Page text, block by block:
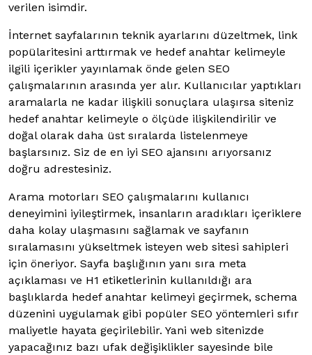
verilen isimdir.
İnternet sayfalarının teknik ayarlarını düzeltmek, link
popülaritesini arttırmak ve hedef anahtar kelimeyle
ilgili içerikler yayınlamak önde gelen SEO
çalışmalarının arasında yer alır. Kullanıcılar yaptıkları
aramalarla ne kadar ilişkili sonuçlara ulaşırsa siteniz
hedef anahtar kelimeyle o ölçüde ilişkilendirilir ve
doğal olarak daha üst sıralarda listelenmeye
başlarsınız. Siz de en iyi SEO ajansını arıyorsanız
doğru adrestesiniz.
Arama motorları SEO çalışmalarını kullanıcı
deneyimini iyileştirmek, insanların aradıkları içeriklere
daha kolay ulaşmasını sağlamak ve sayfanın
sıralamasını yükseltmek isteyen web sitesi sahipleri
için öneriyor. Sayfa başlığının yanı sıra meta
açıklaması ve H1 etiketlerinin kullanıldığı ara
başlıklarda hedef anahtar kelimeyi geçirmek, schema
düzenini uygulamak gibi popüler SEO yöntemleri sıfır
maliyetle hayata geçirilebilir. Yani web sitenizde
yapacağınız bazı ufak değişiklikler sayesinde bile